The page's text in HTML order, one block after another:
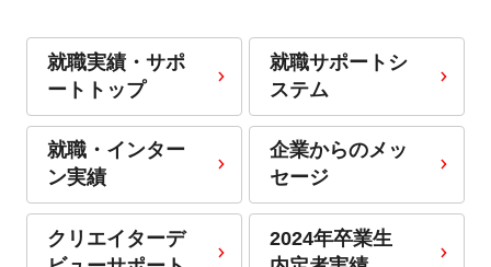
就職実績・サポ
ートトップ
就職サポートシ
ステム
就職・インター
ン実績
企業からのメッ
セージ
クリエイターデ
2024年卒業生